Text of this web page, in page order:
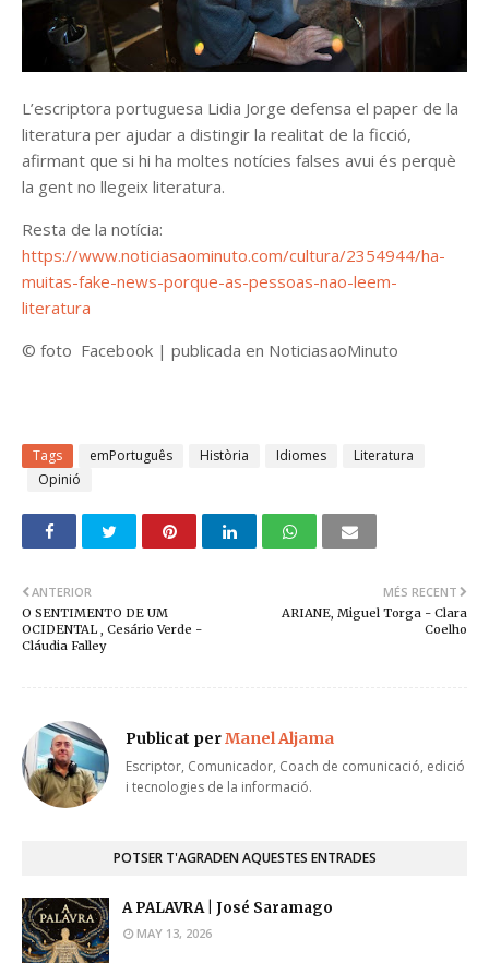
L’escriptora portuguesa Lidia Jorge defensa el paper de la
literatura per ajudar a distingir la realitat de la ficció,
afirmant que si hi ha moltes notícies falses avui és perquè
la gent no llegeix literatura.
Resta de la notícia:
https://www.noticiasaominuto.com/cultura/2354944/ha-
muitas-fake-news-porque-as-pessoas-nao-leem-
literatura
© foto Facebook | publicada en NoticiasaoMinuto
Tags emPortuguês Història Idiomes
Literatura
Opinió
MÉS RECENT
ARIANE, Miguel Torga - Clara
Coelho
ANTERIOR
O SENTIMENTO DE UM
OCIDENTAL , Cesário Verde -
Cláudia Falley
Publicat perManel Aljama
Escriptor, Comunicador, Coach de comunicació, edició
i tecnologies de la informació.
POTSER T'AGRADEN AQUESTES ENTRADES
A PALAVRA | José Saramago
MAY 13, 2026